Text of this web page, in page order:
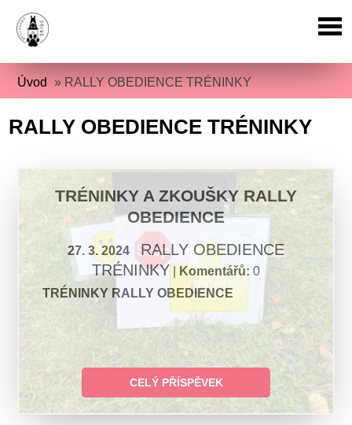
Úvod » RALLY OBEDIENCE TRÉNINKY
RALLY OBEDIENCE TRÉNINKY
TRÉNINKY A ZKOUŠKY RALLY
OBEDIENCE
27. 3. 2024
RALLY OBEDIENCE
TRÉNINKY
Komentářů: 0
TRÉNINKY RALLY OBEDIENCE
CELÝ PŘÍSPĚVEK